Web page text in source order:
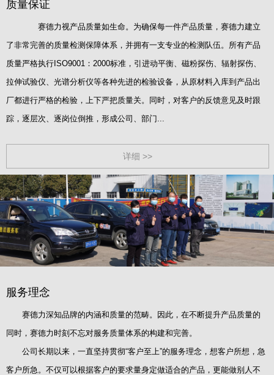
质量保证
赛德力视产品质量如生命。为确保每一件产品质量，赛德力建立
了非常完善的质量检测保障体系，并拥有一支专业的检测队伍。所有产品
质量严格执行ISO9001：2000标准，引进动平衡、磁粉探伤、辐射探伤、
拉伸试验仪、光谱分析仪等各种先进的检验设备，从原材料入库到产品出
厂都进行严格的检验，上下严把质量关。同时，对客户的反馈意见及时跟
踪，逐层次、逐岗位倒推，形成公司、部门...
详细 >>
服务理念
赛德力深知品牌的内涵和质量的范畴。因此，在不断提升产品质量的
同时，赛德力时刻不忘对服务质量体系的构建和完善。
公司长期以来，一直坚持贯彻“客户至上”的服务理念，想客户所想，急
客户所急。不仅可以根据客户的要求量身定做适合的产品，更能做别人不